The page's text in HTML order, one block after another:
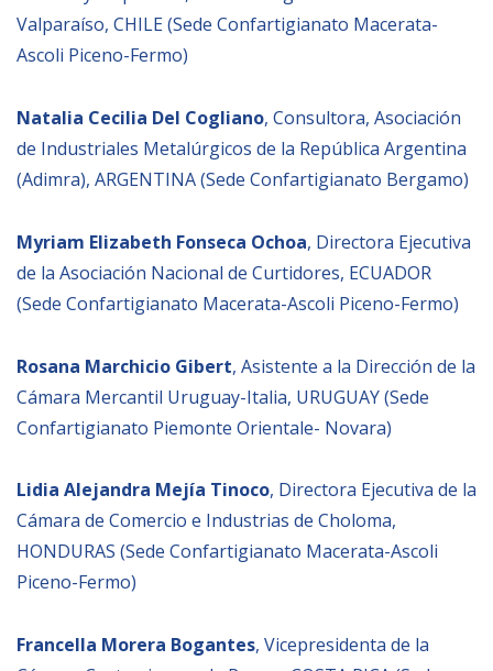
Valparaíso, CHILE (Sede Confartigianato Macerata-
Ascoli Piceno-Fermo)
Natalia Cecilia Del Cogliano, Consultora, Asociación
de Industriales Metalúrgicos de la República Argentina
(Adimra), ARGENTINA (Sede Confartigianato Bergamo)
Myriam Elizabeth Fonseca Ochoa, Directora Ejecutiva
de la Asociación Nacional de Curtidores, ECUADOR
(Sede Confartigianato Macerata-Ascoli Piceno-Fermo)
Rosana Marchicio Gibert, Asistente a la Dirección de la
Cámara Mercantil Uruguay-Italia, URUGUAY (Sede
Confartigianato Piemonte Orientale- Novara)
Lidia Alejandra Mejía Tinoco, Directora Ejecutiva de la
Cámara de Comercio e Industrias de Choloma,
HONDURAS (Sede Confartigianato Macerata-Ascoli
Piceno-Fermo)
Francella Morera Bogantes, Vicepresidenta de la